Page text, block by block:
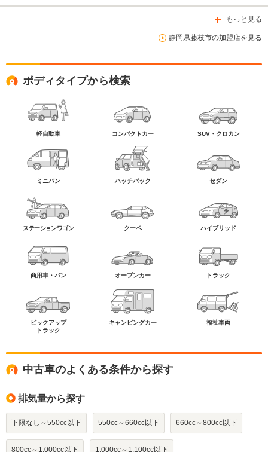
もっと見る
静岡県藤枝市の加盟店を見る
ボディタイプから検索
軽自動車 コンパクトカー SUV・クロカン
ミニバン ハッチバック セダン
ステーションワゴン クーペ ハイブリッド
商用車・バン オープンカー トラック
ピックアップ
トラック
キャンピングカー 福祉車両
中古車のよくある条件から探す
排気量から探す
下限なし～550cc以下 550cc～660cc以下 660cc～800cc以下
800cc～1,000cc以下 1,000cc～1,100cc以下